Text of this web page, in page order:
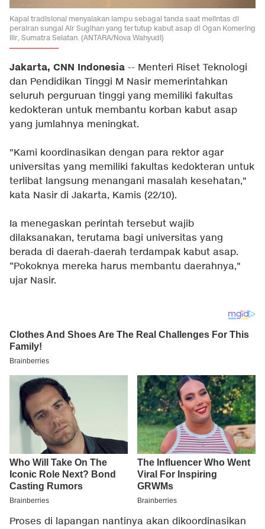
Kapal tradisional menyalakan lampu sebagai tanda saat melintas di
perairan sungai Air Sugihan yang tertutup kabut asap di Ogan Komering
Ilir, Sumatra Selatan. (ANTARA/Nova Wahyudi)
Jakarta, CNN Indonesia -- Menteri Riset Teknologi
dan Pendidikan Tinggi M Nasir memerintahkan
seluruh perguruan tinggi yang memiliki fakultas
kedokteran untuk membantu korban kabut asap
yang jumlahnya meningkat.
"Kami koordinasikan dengan para rektor agar
universitas yang memiliki fakultas kedokteran untuk
terlibat langsung menangani masalah kesehatan,"
kata Nasir di Jakarta, Kamis (22/10).
Ia menegaskan perintah tersebut wajib
dilaksanakan, terutama bagi universitas yang
berada di daerah-daerah terdampak kabut asap.
“Pokoknya mereka harus membantu daerahnya,"
ujar Nasir.
Proses di lapangan nantinya akan dikoordinasikan